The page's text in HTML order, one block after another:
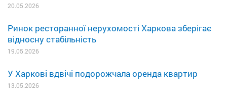
20.05.2026
Ринок ресторанної нерухомості Харкова зберігає
відносну стабільність
19.05.2026
У Харкові вдвічі подорожчала оренда квартир
13.05.2026